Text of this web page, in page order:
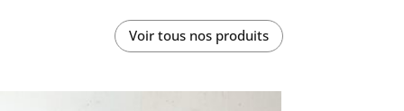
Voir tous nos produits